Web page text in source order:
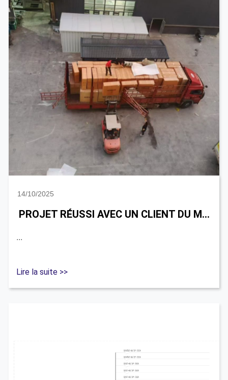
14/10/2025
PROJET RÉUSSI AVEC UN CLIENT DU MALAWI | BOÎTE DE DISTRIBUTION D'ÉNERGIE PERSONNALISÉE
...
Lire la suite >>